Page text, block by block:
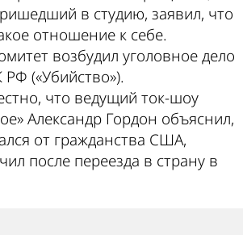
в студию, заявил, что
отношение к себе.
возбудил уголовное дело
(«Убийство»).
что ведущий ток-шоу
Александр Гордон объяснил,
от гражданства США,
после переезда в страну в